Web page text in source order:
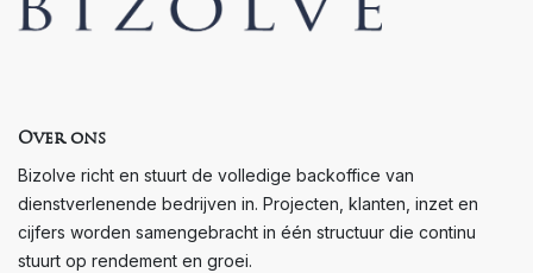
Over ons
Bizolve richt en stuurt de volledige backoffice van
dienstverlenende bedrijven in. Projecten, klanten, inzet en
cijfers worden samengebracht in één structuur die continu
stuurt op rendement en groei.